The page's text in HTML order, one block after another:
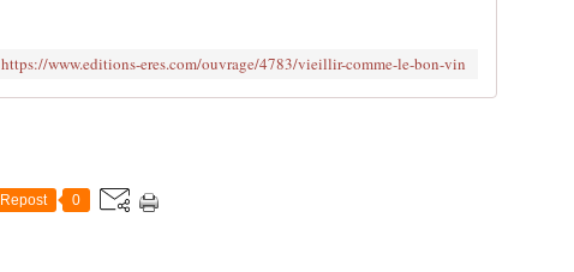
https://www.editions-eres.com/ouvrage/4783/vieillir-comme-le-bon-vin
Repost 0